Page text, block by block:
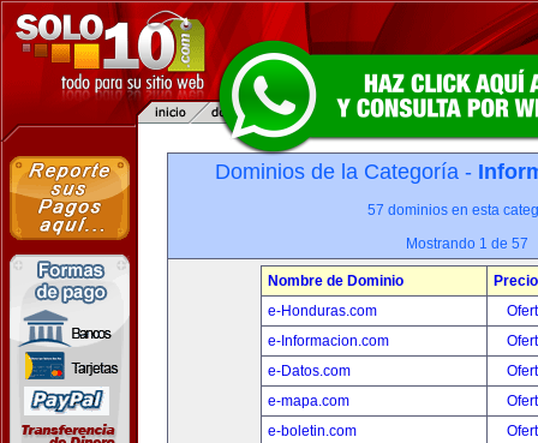
Dominios de la Categoría -
57 dominios en esta
Mostrando 1 de 57
Nombre de Dominio
Precio
e-Honduras.com
e-Informacion.com
e-Datos.com
e-mapa.com
e-boletin.com